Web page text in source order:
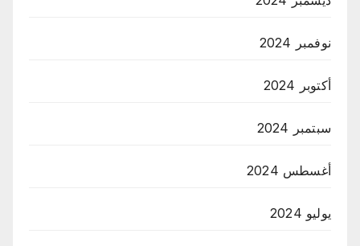
نوفمبر 2024
أكتوبر 2024
سبتمبر 2024
أغسطس 2024
يوليو 2024